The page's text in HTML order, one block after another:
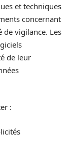
et techniques
concernant
de vigilance. Les
de leur
: